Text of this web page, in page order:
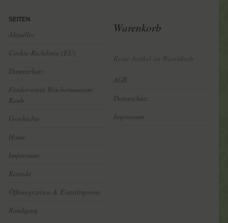
SEITEN
Aktuelles
Cookie-Richtlinie (EU)
Datenschutz
Förderverein Blüchermuseum
Kaub
Geschichte
Home
Impressum
Kontakt
Öffnungszeiten & Eintrittspreise
Rundgang
Warenkorb
Keine Artikel im Warenkorb
AGB
Datenschutz
Impressum